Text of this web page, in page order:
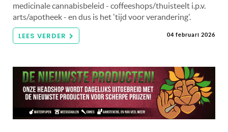
medicinale cannabisbeleid - coffeeshops/thuisteelt i.p.v.
arts/apotheek - en dus is het 'tijd voor verandering'.
LEES VERDER 04 februari 2026